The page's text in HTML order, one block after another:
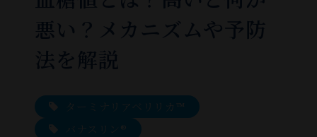
悪い？メカニズムや予防
法を解説
ターミナリアベリリカ™
バナスリン®